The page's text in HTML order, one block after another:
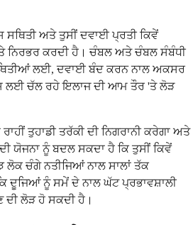
ਸਥਿਤੀ ਅਤੇ ਤੁਸੀਂ ਦਵਾਈ ਪ੍ਰਤੀ ਕਿਵੇਂ
ਨਿਰਭਰ ਕਰਦੀ ਹੈ। ਚੰਬਲ ਅਤੇ ਚੰਬਲ ਸੰਬੰਧੀ
ਲਈ, ਦਵਾਈ ਬੰਦ ਕਰਨ ਨਾਲ ਅਕਸਰ
ਲਈ ਚੱਲ ਰਹੇ ਇਲਾਜ ਦੀ ਆਮ ਤੌਰ 'ਤੇ ਲੋੜ
ਤੁਹਾਡੀ ਤਰੱਕੀ ਦੀ ਨਿਗਰਾਨੀ ਕਰੇਗਾ ਅਤੇ
ਯੋਜਨਾ ਨੂੰ ਬਦਲ ਸਕਦਾ ਹੈ ਕਿ ਤੁਸੀਂ ਕਿਵੇਂ
ਲੋਕ ਚੰਗੇ ਨਤੀਜਿਆਂ ਨਾਲ ਸਾਲਾਂ ਤੱਕ
ਦੂਜਿਆਂ ਨੂੰ ਸਮੇਂ ਦੇ ਨਾਲ ਘੱਟ ਪ੍ਰਭਾਵਸ਼ਾਲੀ
ਦੀ ਲੋੜ ਹੋ ਸਕਦੀ ਹੈ।